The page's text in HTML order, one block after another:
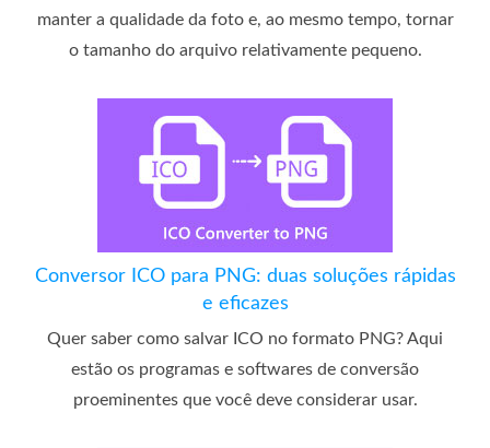
manter a qualidade da foto e, ao mesmo tempo, tornar
o tamanho do arquivo relativamente pequeno.
Conversor ICO para PNG: duas soluções rápidas
e eficazes
Quer saber como salvar ICO no formato PNG? Aqui
estão os programas e softwares de conversão
proeminentes que você deve considerar usar.